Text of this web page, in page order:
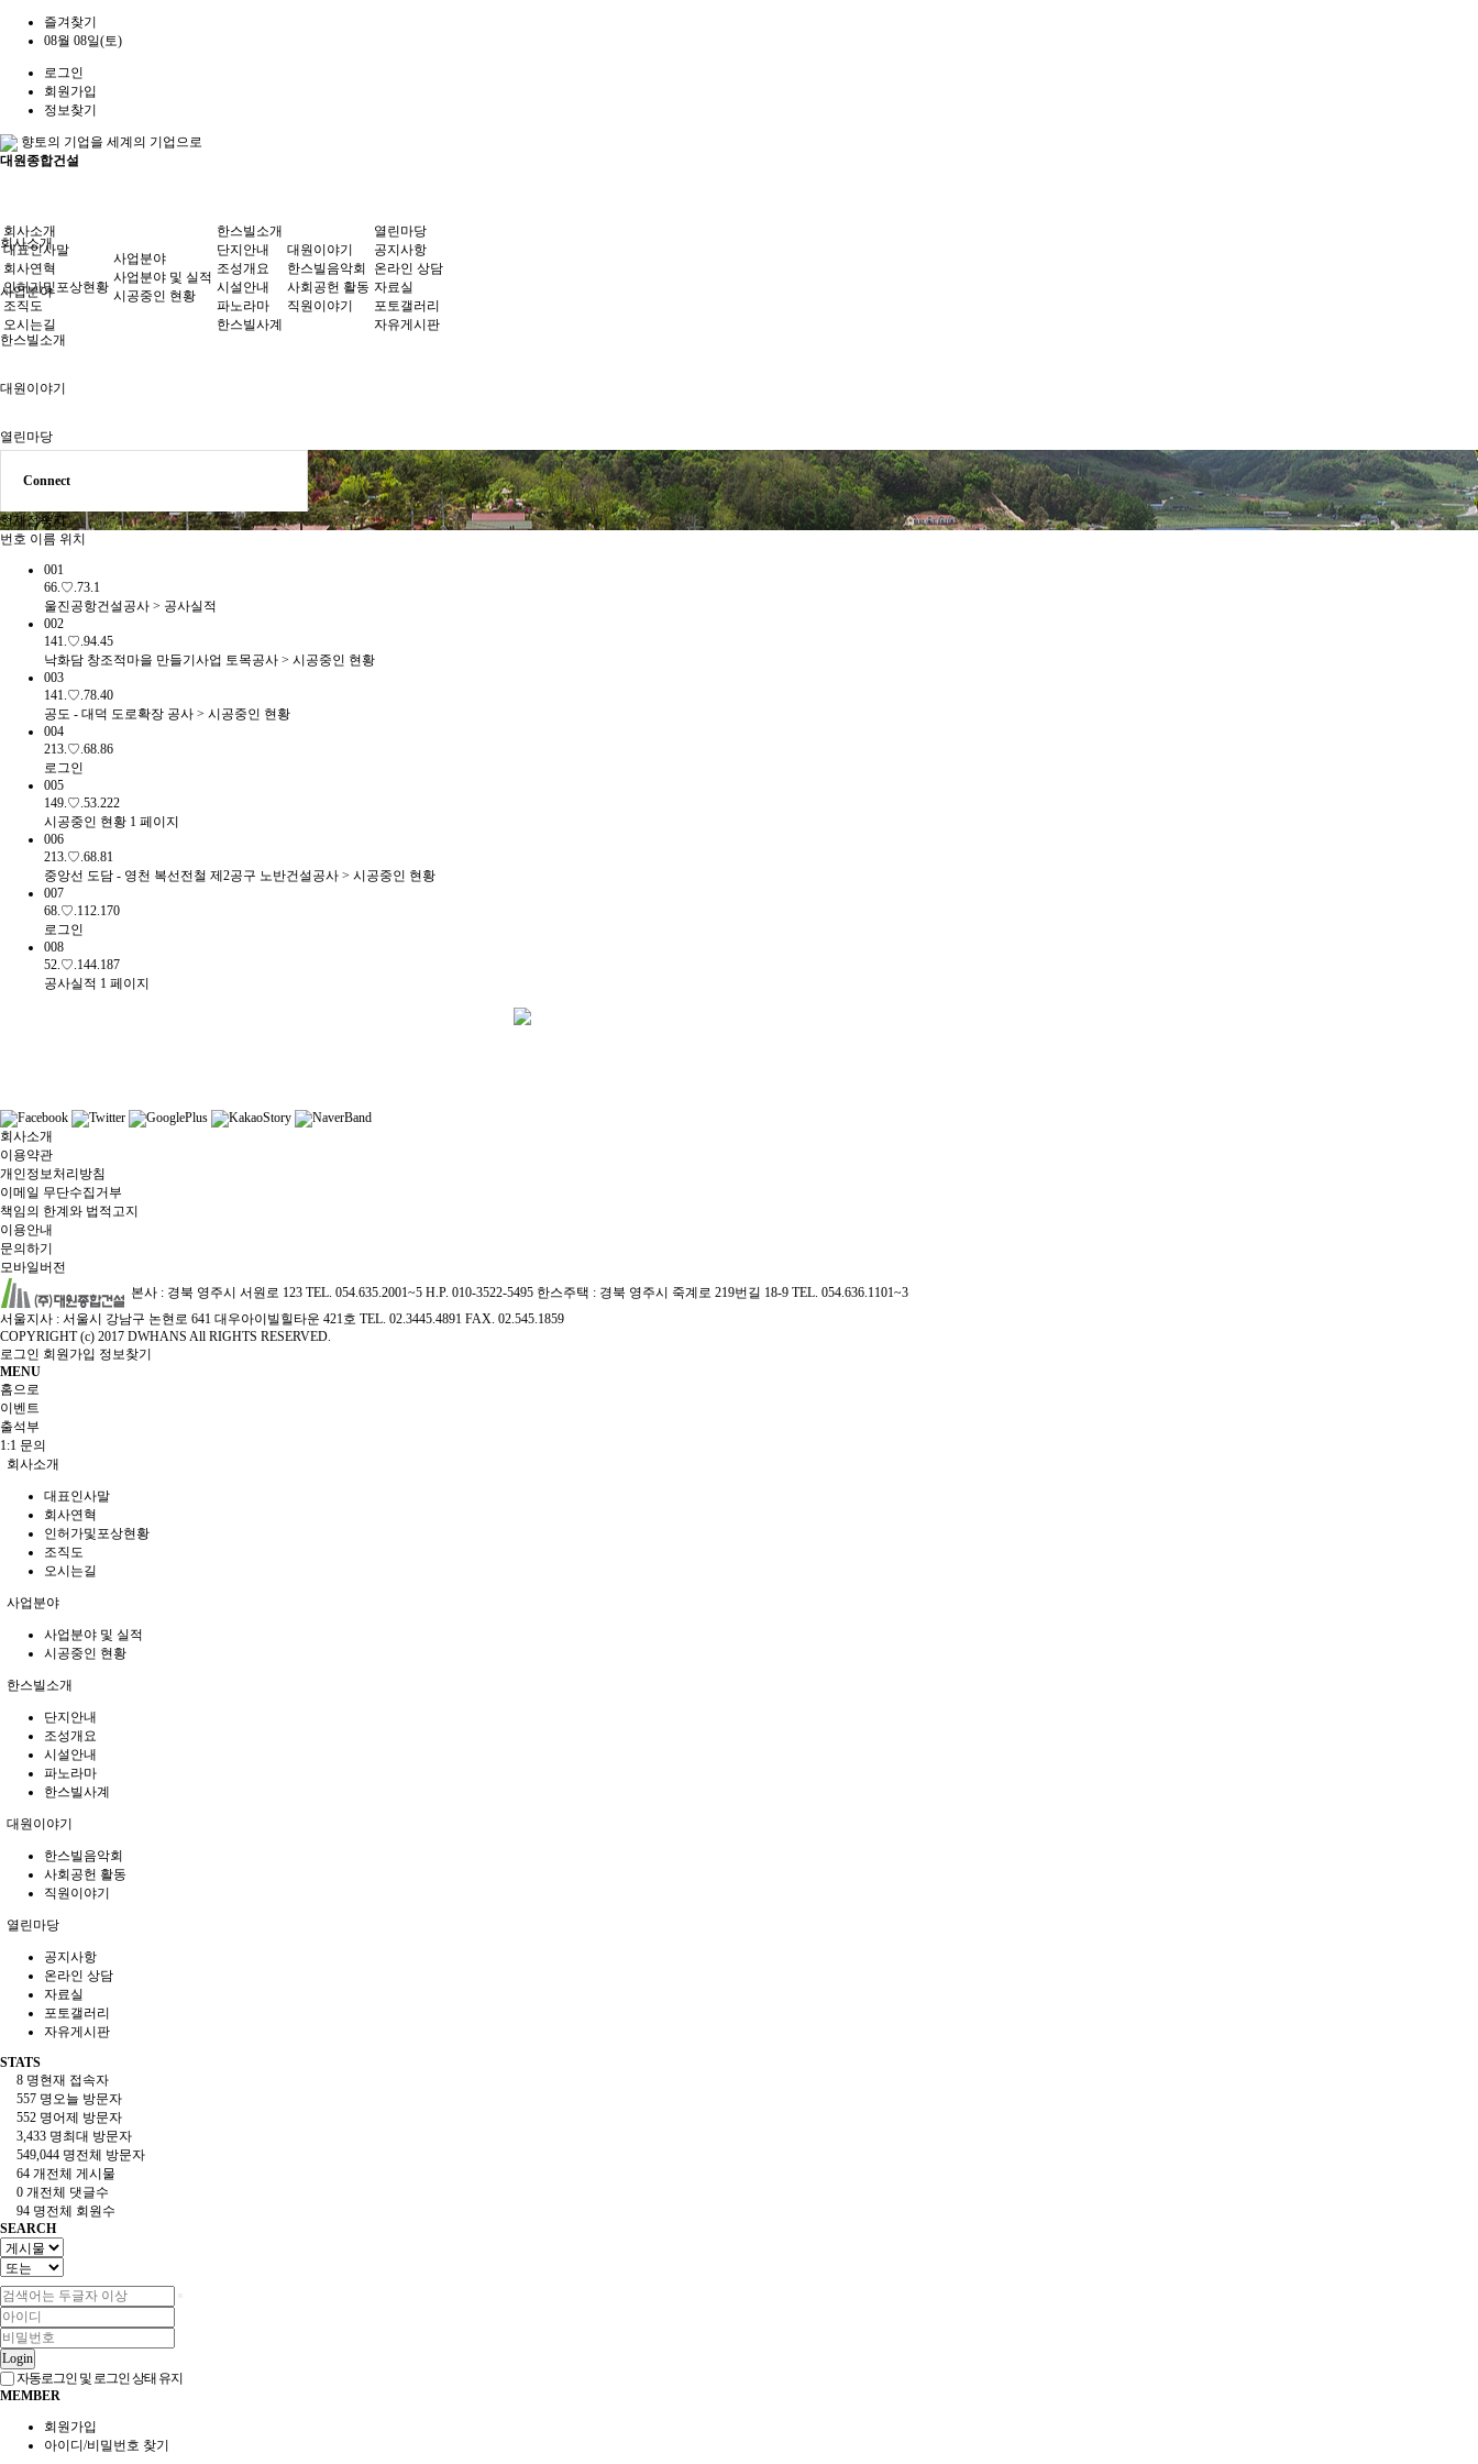
즐겨찾기
08월 08일(토)
로그인
회원가입
정보찾기
향토의 기업을 세계의 기업으로
대원종합건설
회사소개
사업분야
한스빌소개
대원이야기
열린마당
회사소개
대표인사말
회사연혁
인허가및포상현황
조직도
오시는길
사업분야
사업분야 및 실적
시공중인 현황
한스빌소개
단지안내
조성개요
시설안내
파노라마
한스빌사계
대원이야기
한스빌음악회
사회공헌 활동
직원이야기
열린마당
공지사항
온라인 상담
자료실
포토갤러리
자유게시판
Connect
현재접속자
번호 이름 위치
001
66.♡.73.1
울진공항건설공사 > 공사실적
002
141.♡.94.45
낙화담 창조적마을 만들기사업 토목공사 > 시공중인 현황
003
141.♡.78.40
공도 - 대덕 도로확장 공사 > 시공중인 현황
004
213.♡.68.86
로그인
005
149.♡.53.222
시공중인 현황 1 페이지
006
213.♡.68.81
중앙선 도담 - 영천 복선전철 제2공구 노반건설공사 > 시공중인 현황
007
68.♡.112.170
로그인
008
52.♡.144.187
공사실적 1 페이지
회사소개
이용약관
개인정보처리방침
이메일 무단수집거부
책임의 한계와 법적고지
이용안내
문의하기
모바일버전
본사 : 경북 영주시 서원로 123 TEL. 054.635.2001~5 H.P. 010-3522-5495 한스주택 : 경북 영주시 죽계로 219번길 18-9 TEL. 054.636.1101~3
서울지사 : 서울시 강남구 논현로 641 대우아이빌힐타운 421호 TEL. 02.3445.4891 FAX. 02.545.1859
COPYRIGHT (c) 2017 DWHANS All RIGHTS RESERVED.
로그인 회원가입 정보찾기
MENU
홈으로
이벤트
출석부
1:1 문의
회사소개
대표인사말
회사연혁
인허가및포상현황
조직도
오시는길
사업분야
사업분야 및 실적
시공중인 현황
한스빌소개
단지안내
조성개요
시설안내
파노라마
한스빌사계
대원이야기
한스빌음악회
사회공헌 활동
직원이야기
열린마당
공지사항
온라인 상담
자료실
포토갤러리
자유게시판
STATS
8 명현재 접속자
557 명 오늘 방문자
552 명어제 방문자
3,433 명최대 방문자
549,044 명전체 방문자
64 개전체 게시물
0 개전체 댓글수
94 명전체 회원수
SEARCH
Login
자동로그인 및 로그인 상태 유지
MEMBER
회원가입
아이디/비밀번호 찾기